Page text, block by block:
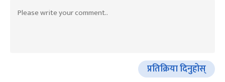
प्रतिक्रिया दिनुहोस्